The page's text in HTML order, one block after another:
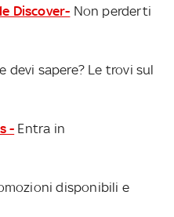
Discover- Non perderti
devi sapere? Le trovi sul
- Entra in
disponibili e